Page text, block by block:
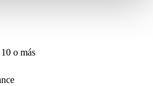
o más